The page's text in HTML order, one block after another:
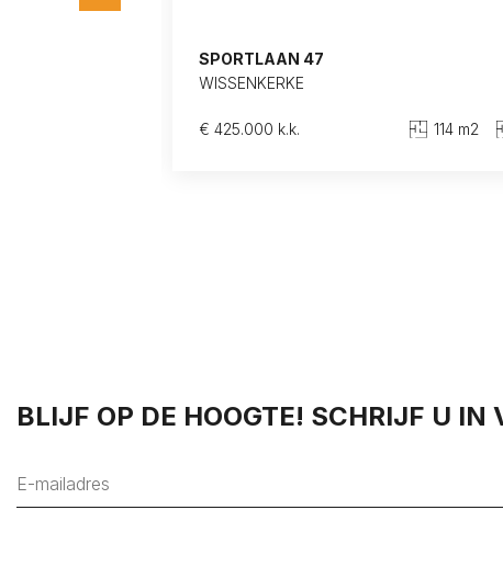
SPORTLAAN 47
WISSENKERKE
€ 425.000 k.k. 114 m2
BLIJF OP DE HOOGTE! SCHRIJF U IN